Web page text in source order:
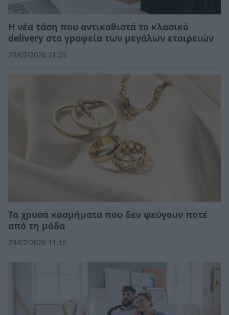
Η νέα τάση που αντικαθιστά το κλασικό
delivery στα γραφεία των μεγάλων εταιρειών
23/07/2026 21:05
Τα χρυσά κοσμήματα που δεν φεύγουν ποτέ
από τη μόδα
23/07/2026 11:10